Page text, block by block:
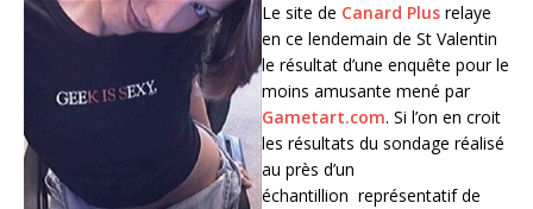
Le site de Canard Plus relaye
en ce lendemain de St Valentin
le résultat d’une enquête pour le
moins amusante mené par
Gametart.com. Si l’on en croit
les résultats du sondage réalisé
au près d’un
échantillion représentatif de